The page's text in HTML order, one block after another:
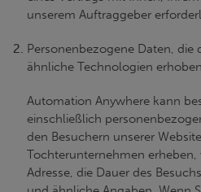
unserem Auftraggeber
Personenbezogene Daten, die
ähnliche Technologien
Automation Anywhere kann
einschließlich
den Besuchern unserer
Tochterunternehmen erheben,
Adresse, die Dauer des